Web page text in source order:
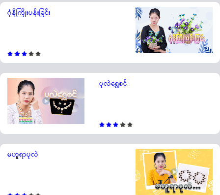
ဂုံနီကြိုးပန်းခြင်း
ပုလဲရွှေစင်
မဟူရာပုလဲ